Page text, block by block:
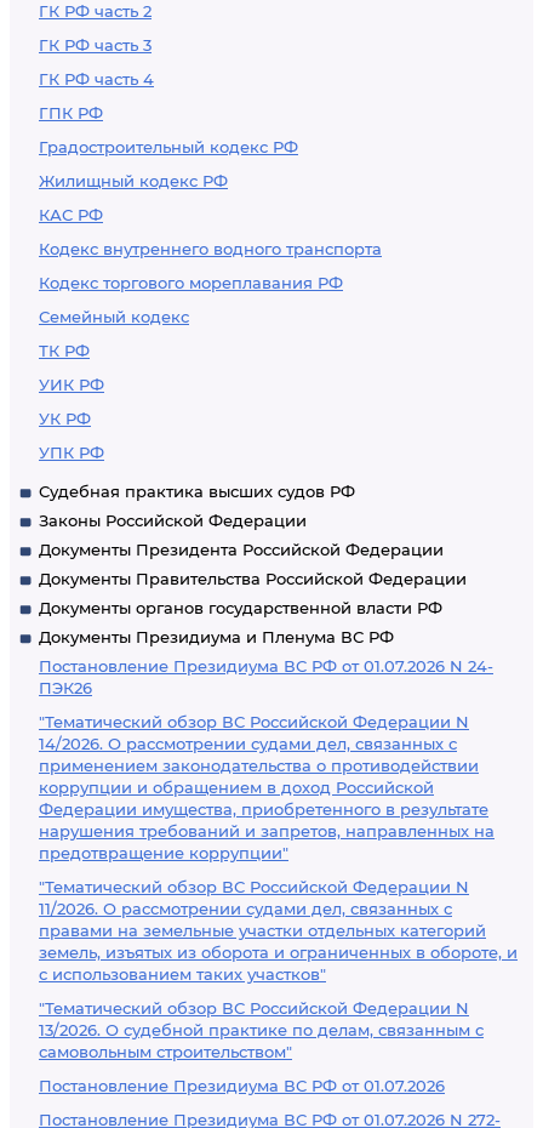
ГК РФ часть 2
ГК РФ часть 3
ГК РФ часть 4
ГПК РФ
Градостроительный кодекс РФ
Жилищный кодекс РФ
КАС РФ
Кодекс внутреннего водного транспорта
Кодекс торгового мореплавания РФ
Семейный кодекс
ТК РФ
УИК РФ
УК РФ
УПК РФ
Судебная практика высших судов РФ
Законы Российской Федерации
Документы Президента Российской Федерации
Документы Правительства Российской Федерации
Документы органов государственной власти РФ
Документы Президиума и Пленума ВС РФ
Постановление Президиума ВС РФ от 01.07.2026 N 24-
ПЭК26
"Тематический обзор ВС Российской Федерации N
14/2026. О рассмотрении судами дел, связанных с
применением законодательства о противодействии
коррупции и обращением в доход Российской
Федерации имущества, приобретенного в результате
нарушения требований и запретов, направленных на
предотвращение коррупции"
"Тематический обзор ВС Российской Федерации N
11/2026. О рассмотрении судами дел, связанных с
правами на земельные участки отдельных категорий
земель, изъятых из оборота и ограниченных в обороте, и
с использованием таких участков"
"Тематический обзор ВС Российской Федерации N
13/2026. О судебной практике по делам, связанным с
самовольным строительством"
Постановление Президиума ВС РФ от 01.07.2026
Постановление Президиума ВС РФ от 01.07.2026 N 272-